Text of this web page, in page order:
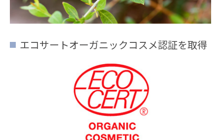
エコサートオーガニックコスメ認証を取得